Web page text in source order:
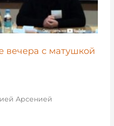
вечера с матушкой
Арсенией